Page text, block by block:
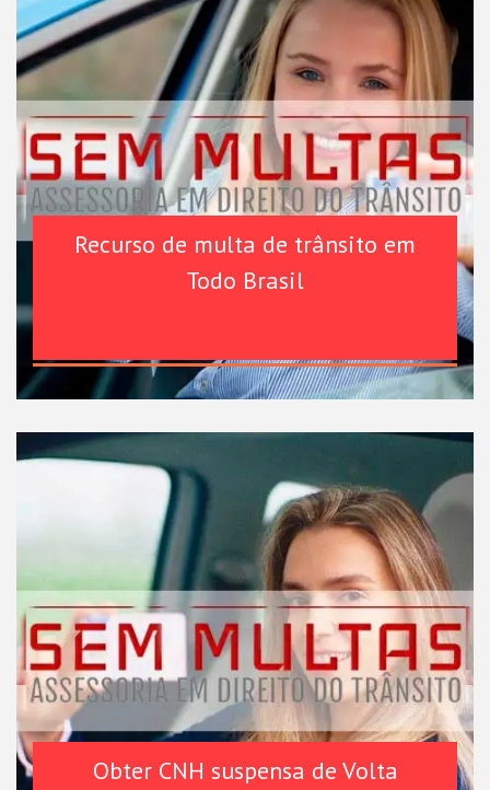
Recurso de multa de trânsito em
Todo Brasil
Obter CNH suspensa de Volta